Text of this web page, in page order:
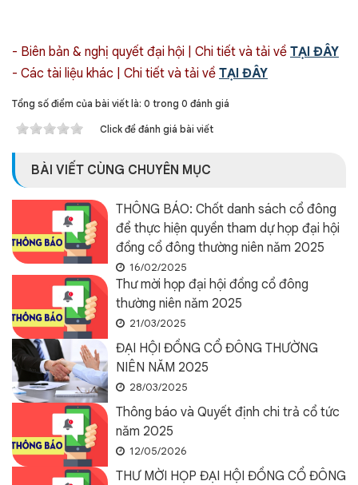
- Biên bản & nghị quyết đại hội | Chi tiết và tải về TẠI ĐÂY
- Các tài liệu khác | Chi tiết và tải về TẠI ĐÂY
Tổng số điểm của bài viết là: 0 trong 0 đánh giá
Click để đánh giá bài viết
BÀI VIẾT CÙNG CHUYÊN MỤC
THÔNG BÁO: Chốt danh sách cổ đông
để thực hiện quyền tham dự họp đại hội
đồng cổ đông thường niên năm 2025
16/02/2025
Thư mời họp đại hội đồng cổ đông
thường niên năm 2025
21/03/2025
ĐẠI HỘI ĐỒNG CỔ ĐÔNG THƯỜNG
NIÊN NĂM 2025
28/03/2025
Thông báo và Quyết định chi trả cổ tức
năm 2025
12/05/2026
THƯ MỜI HỌP ĐẠI HỘI ĐỒNG CỔ ĐÔNG